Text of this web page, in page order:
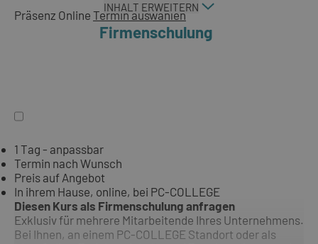
INHALT ERWEITERN
Präsenz Online Termin auswählen
Firmenschulung
1 Tag - anpassbar
Termin nach Wunsch
Preis auf Angebot
In ihrem Hause, online, bei PC-COLLEGE
Diesen Kurs als Firmenschulung anfragen
Exklusiv für mehrere Mitarbeitende Ihres Unternehmens.
Bei Ihnen, an einem PC-COLLEGE Standort oder als